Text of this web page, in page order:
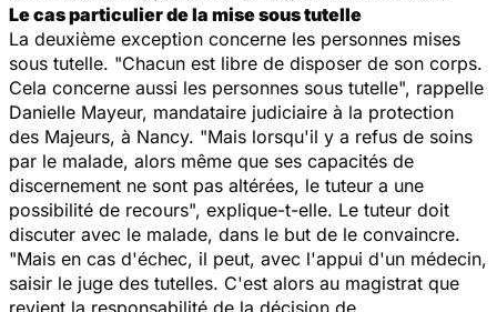
Le cas particulier de la mise sous tutelle
La deuxième exception concerne les personnes mises
sous tutelle. "Chacun est libre de disposer de son corps.
Cela concerne aussi les personnes sous tutelle", rappelle
Danielle Mayeur, mandataire judiciaire à la protection
des Majeurs, à Nancy. "Mais lorsqu'il y a refus de soins
par le malade, alors même que ses capacités de
discernement ne sont pas altérées, le tuteur a une
possibilité de recours", explique-t-elle. Le tuteur doit
discuter avec le malade, dans le but de le convaincre.
"Mais en cas d'échec, il peut, avec l'appui d'un médecin,
saisir le juge des tutelles. C'est alors au magistrat que
revient la responsabilité de la décision de